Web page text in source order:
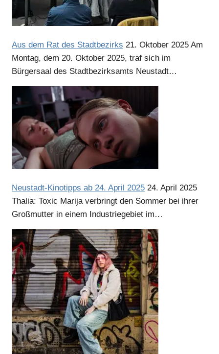
Anzeige
Aus dem Rat des Stadtbezirks 21. Oktober 2025 Am
Montag, dem 20. Oktober 2025, traf sich im
Bürgersaal des Stadtbezirksamts Neustadt…
Neustadt-Kinotipps ab 24. April 2025 24. April 2025
Thalia: Toxic Marija verbringt den Sommer bei ihrer
Großmutter in einem Industriegebiet im…